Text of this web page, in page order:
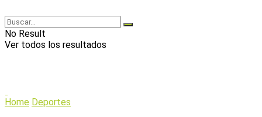
No Result
Ver todos los resultados
Home Deportes